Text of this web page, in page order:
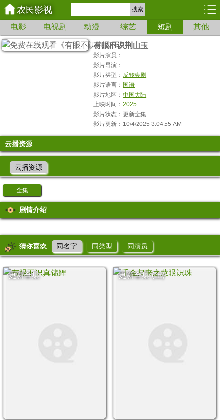
农民影视 搜索
电影 电视剧 动漫 综艺 短剧 其他
有眼不识荆山玉
影片演员：
影片导演：
影片类型： 反转爽剧
影片语言： 国语
影片地区：中国大陆
上映时间：2025
影片状态：更新全集
影片更新：10/4/2025 3:04:55 AM
云播资源
云播资源
全集
剧情介绍
猜你喜欢 同名字 同类型 同演员
更新全集 更新全集 (上)